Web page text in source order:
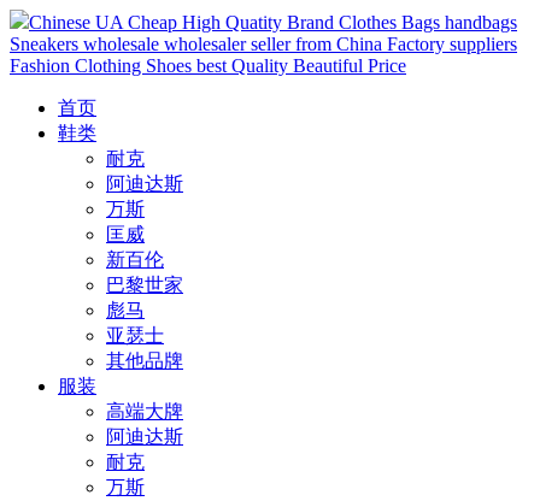
Chinese UA Cheap High Quatity Brand Clothes Bags handbags
Sneakers wholesale wholesaler seller from China Factory suppliers
Fashion Clothing Shoes best Quality Beautiful Price
首页
鞋类
耐克
阿迪达斯
万斯
匡威
新百伦
巴黎世家
彪马
亚瑟士
其他品牌
服装
高端大牌
阿迪达斯
耐克
万斯